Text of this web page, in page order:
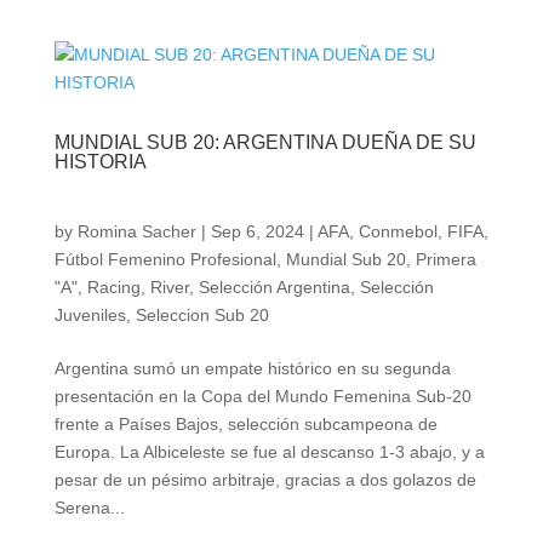
MUNDIAL SUB 20: ARGENTINA DUEÑA DE SU
HISTORIA
by Romina Sacher| Sep 6, 2024| AFA, Conmebol, FIFA,
Fútbol Femenino Profesional, Mundial Sub 20, Primera
"A", Racing River, Selección Argentina
Selección
Juveniles, Seleccion Sub 20
Argentina sumó un empate histórico en su segunda
presentación en la Copa del Mundo Femenina Sub-20
frente a Países Bajos, selección subcampeona de
Europa. La Albiceleste se fue al descanso 1-3 abajo, y a
pesar de un pésimo arbitraje, gracias a dos golazos de
Serena...